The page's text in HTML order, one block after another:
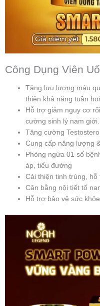
Công Dụng Viên
Tăng lưu lượng máu
thiện khả năng tuần
Hỗ trợ giảm nguy cơ
cường sinh lý nam giới.
Tăng cường
Cung cấp năng lượng
Phòng ngừa 01 số
áp, tiểu đường
Cải thiện tinh trùng,
Cân bằng nội tiết tố
Hỗ trợ bảo vệ sức